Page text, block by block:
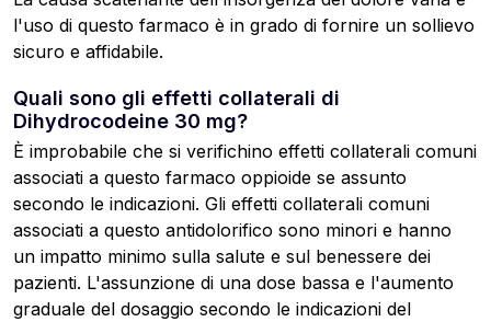
l'uso di questo farmaco è in grado di fornire un sollievo
sicuro e affidabile.
Quali sono gli effetti collaterali di
Dihydrocodeine 30 mg?
È improbabile che si verifichino effetti collaterali comuni
associati a questo farmaco oppioide se assunto
secondo le indicazioni. Gli effetti collaterali comuni
associati a questo antidolorifico sono minori e hanno
un impatto minimo sulla salute e sul benessere dei
pazienti. L'assunzione di una dose bassa e l'aumento
graduale del dosaggio secondo le indicazioni del